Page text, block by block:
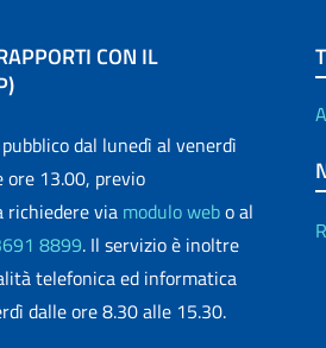
CON IL
dal lunedì al venerdì
ore 13.00, previo
richiedere via modulo webo al
8899. Il servizio è inoltre
telefonica ed informatica
dalle ore 8.30 alle 15.30.